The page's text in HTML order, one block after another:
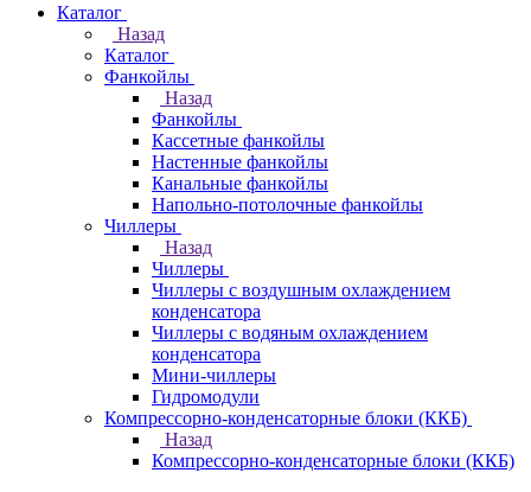
Каталог
Назад
Каталог
Фанкойлы
Назад
Фанкойлы
Кассетные фанкойлы
Настенные фанкойлы
Канальные фанкойлы
Напольно-потолочные фанкойлы
Чиллеры
Назад
Чиллеры
Чиллеры с воздушным охлаждением
конденсатора
Чиллеры с водяным охлаждением
конденсатора
Мини-чиллеры
Гидромодули
Компрессорно-конденсаторные блоки (ККБ)
Назад
Компрессорно-конденсаторные блоки (ККБ)